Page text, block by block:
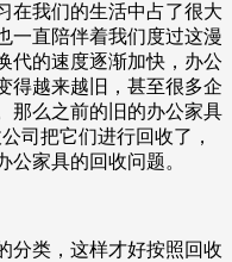
在我们的生活中占了很大
一直陪伴着我们度过这漫
代的速度逐渐加快，办公
得越来越旧，甚至很多企
那么之前的旧的办公家具
司把它们进行回收了，
公家具的回收问题。
分类，这样才好按照回收